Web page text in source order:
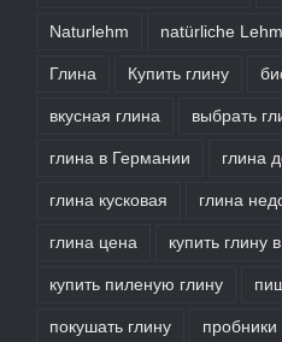
Naturlehm natürliche Lehm
Глина Купить глину
вкусная глина выбрать
глина в Германии глина
глина кусковая глина
глина цена купить глину
купить пиленую глину
покушать глину пробники